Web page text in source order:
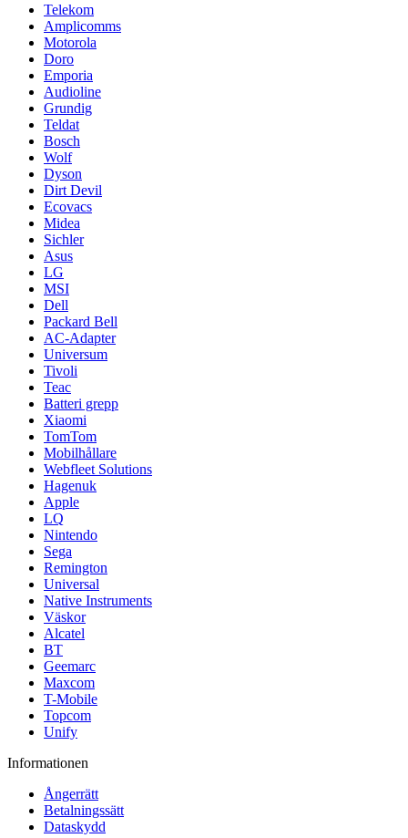
Telekom
Amplicomms
Motorola
Doro
Emporia
Audioline
Grundig
Teldat
Bosch
Wolf
Dyson
Dirt Devil
Ecovacs
Midea
Sichler
Asus
LG
MSI
Dell
Packard Bell
AC-Adapter
Universum
Tivoli
Teac
Batteri grepp
Xiaomi
TomTom
Mobilhållare
Webfleet Solutions
Hagenuk
Apple
LQ
Nintendo
Sega
Remington
Universal
Native Instruments
Väskor
Alcatel
BT
Geemarc
Maxcom
T-Mobile
Topcom
Unify
Informationen
Ångerrätt
Betalningssätt
Dataskydd